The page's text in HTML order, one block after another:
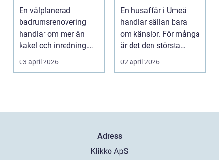
funktionellt och
hållbart badrum
En välplanerad
badrumsrenovering
handlar om mer än
kakel och inredning.
För många hushåll
runt Krist...
03 april 2026
bostadsaffär
En husaffär i Umeå
handlar sällan bara
om känslor. För många
är det den största
ekonomiska affären i...
02 april 2026
Adress